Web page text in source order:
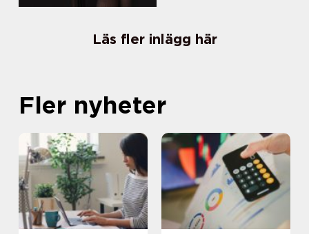
Läs fler inlägg här
Fler nyheter